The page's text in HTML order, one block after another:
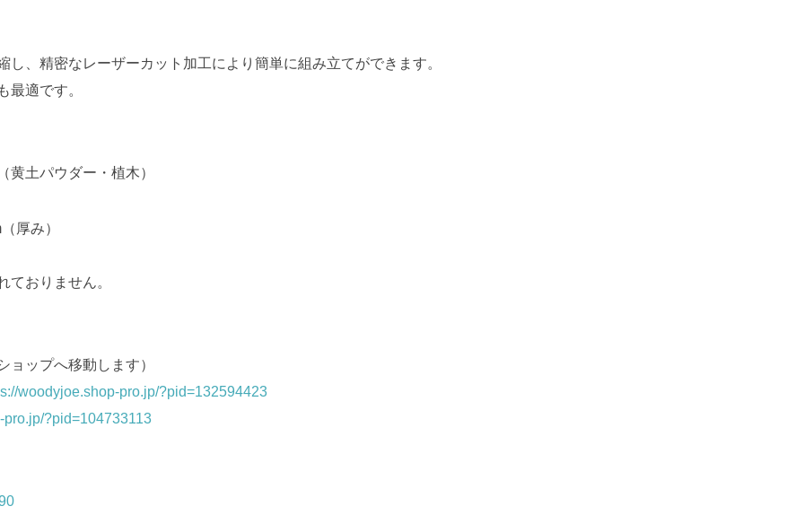
、精密なレーザーカット加工により簡単に組み立てができます。
最適です。
黄土パウダー・植木）
厚み）
おりません。
ョップへ移動します）
woodyjoe.shop-pro.jp/?pid=132594423
?pid=104733113